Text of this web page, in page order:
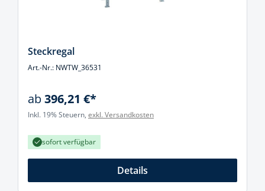
Steckregal
Art.-Nr.: NWTW_36531
ab396,21 €*
Inkl. 19% Steuern, exkl. Versandkosten
sofort verfügbar
Details